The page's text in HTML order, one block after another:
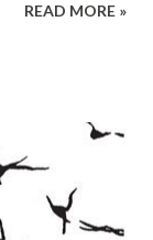
READ MORE »